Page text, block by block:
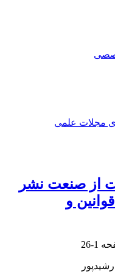
مجلات علمی
از صنعت نشر
و
1-26